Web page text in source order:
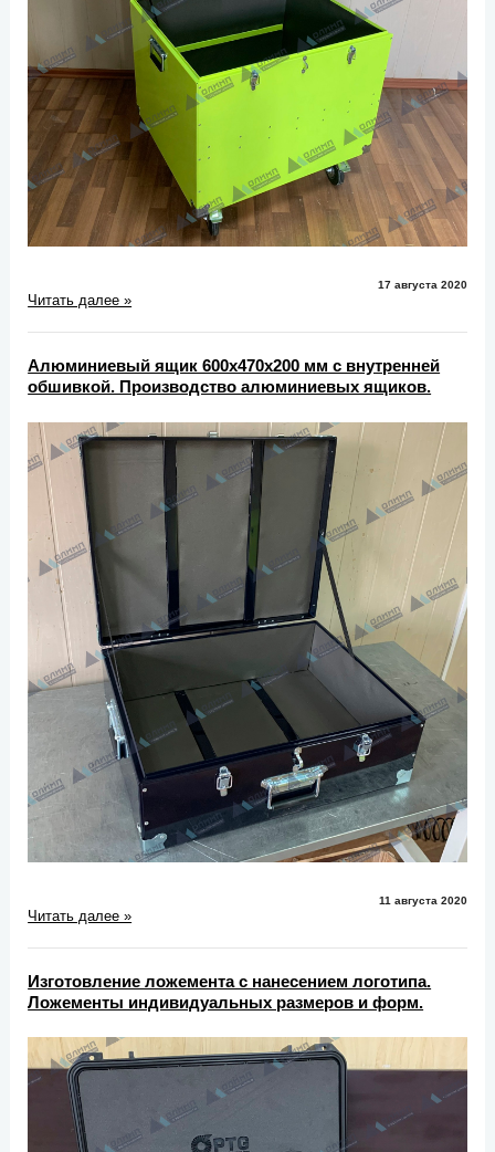
17 августа 2020
Читать далее »
Алюминиевый ящик 600х470х200 мм с внутренней
обшивкой. Производство алюминиевых ящиков.
11 августа 2020
Читать далее »
Изготовление ложемента с нанесением логотипа.
Ложементы индивидуальных размеров и форм.